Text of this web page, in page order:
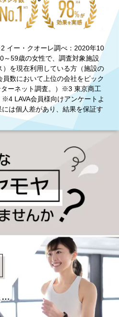
イー・クオーレ調べ：2020年10
～59歳の女性で、調査対象施設
）を現在利用している方（施設の
数において上位の会社をピック
ーネット調査。）※3 東京商工
LAVA会員様向けアンケートよ
は個人差があり、結果を保証す